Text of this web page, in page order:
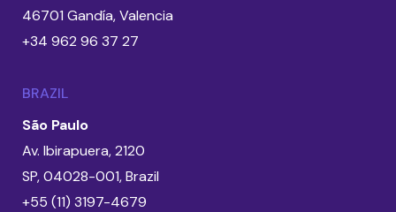
46701 Gandía, Valencia
+34 962 96 37 27
BRAZIL
São Paulo
Av. Ibirapuera, 2120
SP, 04028-001, Brazil
+55 (11) 3197-4679